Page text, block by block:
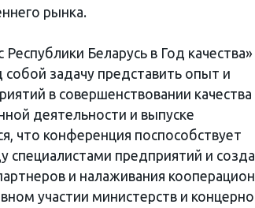
рынка.
Беларусь в Год качества»
задачу представить опыт и
в совершенствовании качества
деятельности и выпуске
что конференция поспособствует
предприятий и
и налаживания
участии министерств и